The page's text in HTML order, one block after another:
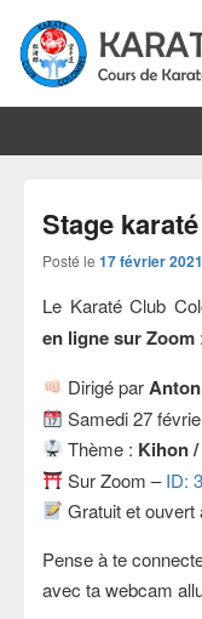
Karate
Stage
Posté le 17 février 2021
Le Karaté Club
en ligne sur Zoom :
Dirigé par
Samedi 27
Thème : Kihon
Sur Zoom –ID:
Gratuit et
Pense à te
avec ta webcam